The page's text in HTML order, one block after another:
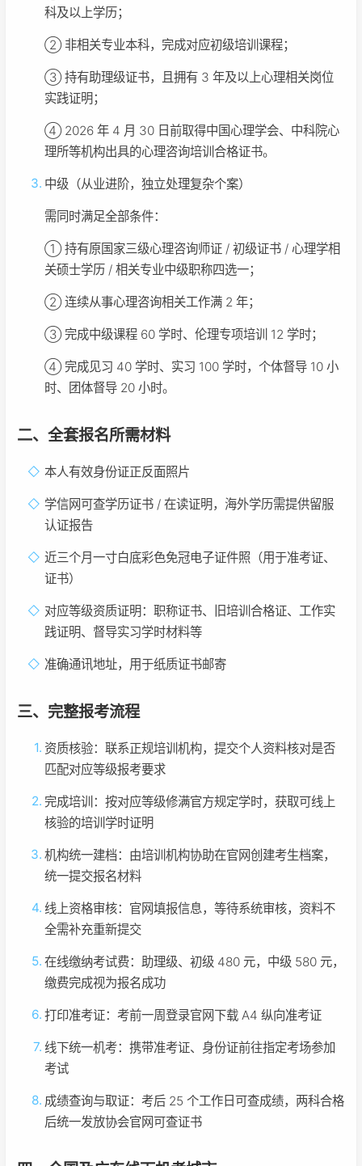
科及以上学历；
② 非相关专业本科，完成对应初级培训课程；
③ 持有助理级证书，且拥有 3 年及以上心理相关岗位
实践证明；
④ 2026 年 4 月 30 日前取得中国心理学会、中科院心
理所等机构出具的心理咨询培训合格证书。
中级（从业进阶，独立处理复杂个案）
需同时满足全部条件：
① 持有原国家三级心理咨询师证 / 初级证书 / 心理学相
关硕士学历 / 相关专业中级职称四选一；
② 连续从事心理咨询相关工作满 2 年；
③ 完成中级课程 60 学时、伦理专项培训 12 学时；
④ 完成见习 40 学时、实习 100 学时，个体督导 10 小
时、团体督导 20 小时。
二、全套报名所需材料
本人有效身份证正反面照片
学信网可查学历证书 / 在读证明，海外学历需提供留服
认证报告
近三个月一寸白底彩色免冠电子证件照（用于准考证、
证书）
对应等级资质证明：职称证书、旧培训合格证、工作实
践证明、督导实习学时材料等
准确通讯地址，用于纸质证书邮寄
三、完整报考流程
资质核验：联系正规培训机构，提交个人资料核对是否
匹配对应等级报考要求
完成培训：按对应等级修满官方规定学时，获取可线上
核验的培训学时证明
机构统一建档：由培训机构协助在官网创建考生档案，
统一提交报名材料
线上资格审核：官网填报信息，等待系统审核，资料不
全需补充重新提交
在线缴纳考试费：助理级、初级 480 元，中级 580 元，
缴费完成视为报名成功
打印准考证：考前一周登录官网下载 A4 纵向准考证
线下统一机考：携带准考证、身份证前往指定考场参加
考试
成绩查询与取证：考后 25 个工作日可查成绩，两科合格
后统一发放协会官网可查证书